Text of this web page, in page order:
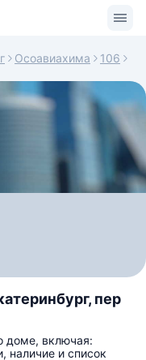
Осоавиахима 106
пер
доме, включая:
наличие и список